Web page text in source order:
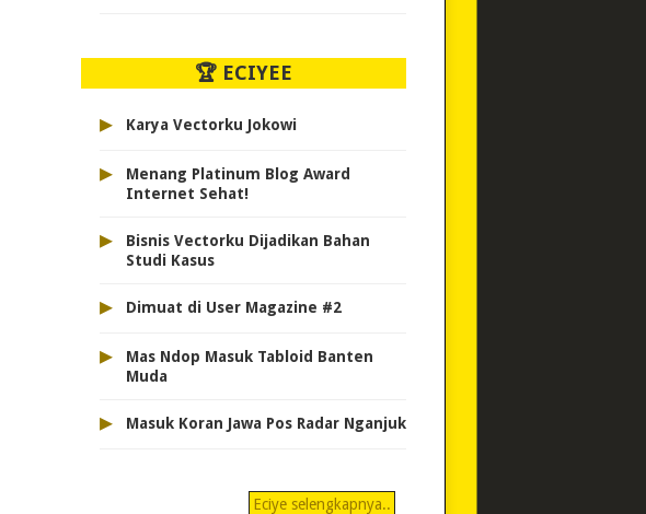
🏆 ECIYEE
▸ Karya Vectorku Jokowi
▸
Menang Platinum Blog Award
Internet Sehat!
▸
Bisnis Vectorku Dijadikan Bahan
Studi Kasus
▸ Dimuat di User Magazine #2
▸
Mas Ndop Masuk Tabloid Banten
Muda
▸ Masuk Koran Jawa Pos Radar Nganjuk
Eciye selengkapnya..